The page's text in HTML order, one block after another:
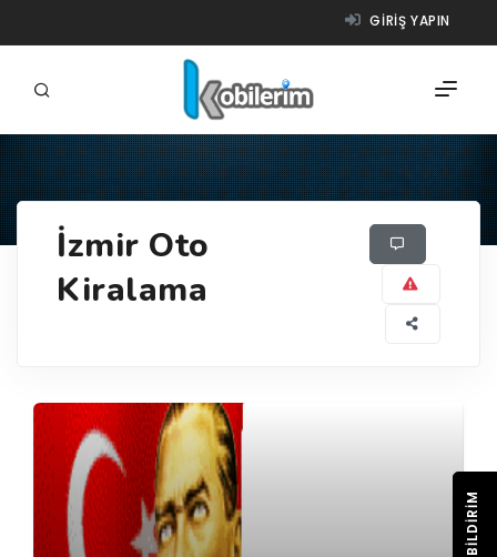
GIRIŞ YAPIN
ÜRÜNLER
İzmir Oto
Kiralama
BILDIRIM